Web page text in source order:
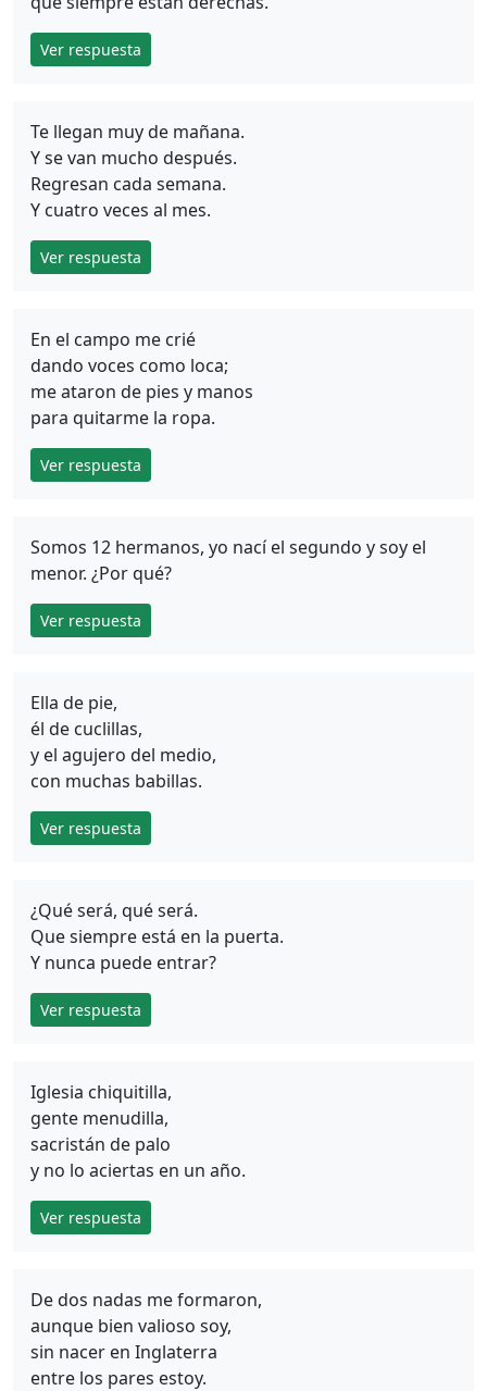
Ver respuesta
Te llegan muy de mañana.
Y se van mucho después.
Regresan cada semana.
Y cuatro veces al mes.
Ver respuesta
En el campo me crié
dando voces como loca;
me ataron de pies y manos
para quitarme la ropa.
Ver respuesta
Somos 12 hermanos, yo nací el segundo y soy el
menor. ¿Por qué?
Ver respuesta
Ella de pie,
él de cuclillas,
y el agujero del medio,
con muchas babillas.
Ver respuesta
¿Qué será, qué será.
Que siempre está en la puerta.
Y nunca puede entrar?
Ver respuesta
Iglesia chiquitilla,
gente menudilla,
sacristán de palo
y no lo aciertas en un año.
Ver respuesta
De dos nadas me formaron,
aunque bien valioso soy,
sin nacer en Inglaterra
entre los pares estoy.